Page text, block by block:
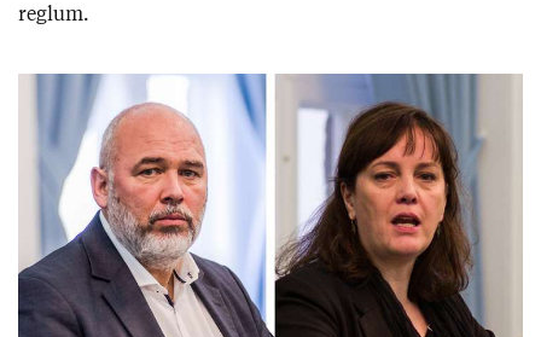
regl­um.